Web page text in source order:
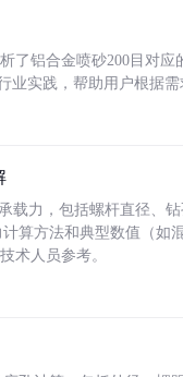
了铝合金喷砂200目对应
业实践，帮助用户根据需
载力，包括螺杆直径、
算方法和典型数值（如
术人员参考。